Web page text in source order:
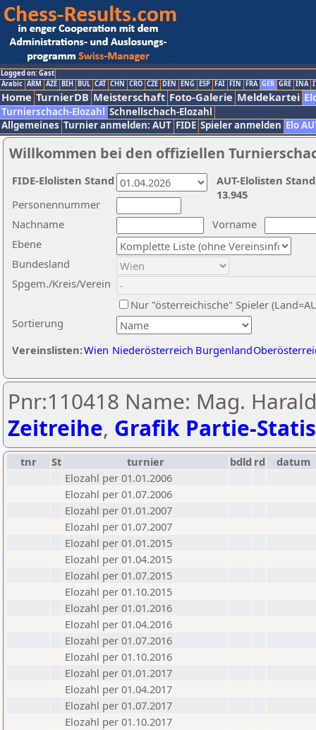
Logged on: Gast
Arabic ARM AZE BIH BUL CAT CHN CRO CZE DEN ENG ESP FAI FIN FRA GER GRE INA
Home TurnierDB Meisterschaft Foto-Galerie Meldekartei
Turnierschach-Elozahl Schnellschach-Elozahl
Allgemeines Turnier anmelden: AUT FIDE Spieler anmelden Elo
Willkommen bei den offiziellen
Nachname
Vorname
Ebene
Sortierung
Personennummer
Bundesland
Spgem./Kreis/Verein
Nur "österreichische" Spieler
Vereinslisten:Wien Niederösterreich Burgenland
AUT-Elolisten
13.945
FIDE-Elolisten Stand
Pnr:110418 Name: Mag.
Zeitreihe, Grafik Partie-
tnr St turnier bdld rd
datum
Elozahl per 01.01.2006
Elozahl per 01.07.2006
Elozahl per 01.01.2007
Elozahl per 01.07.2007
Elozahl per 01.01.2015
Elozahl per 01.04.2015
Elozahl per 01.07.2015
Elozahl per 01.10.2015
Elozahl per 01.01.2016
Elozahl per 01.04.2016
Elozahl per 01.07.2016
Elozahl per 01.10.2016
Elozahl per 01.01.2017
Elozahl per 01.04.2017
Elozahl per 01.07.2017
Elozahl per 01.10.2017